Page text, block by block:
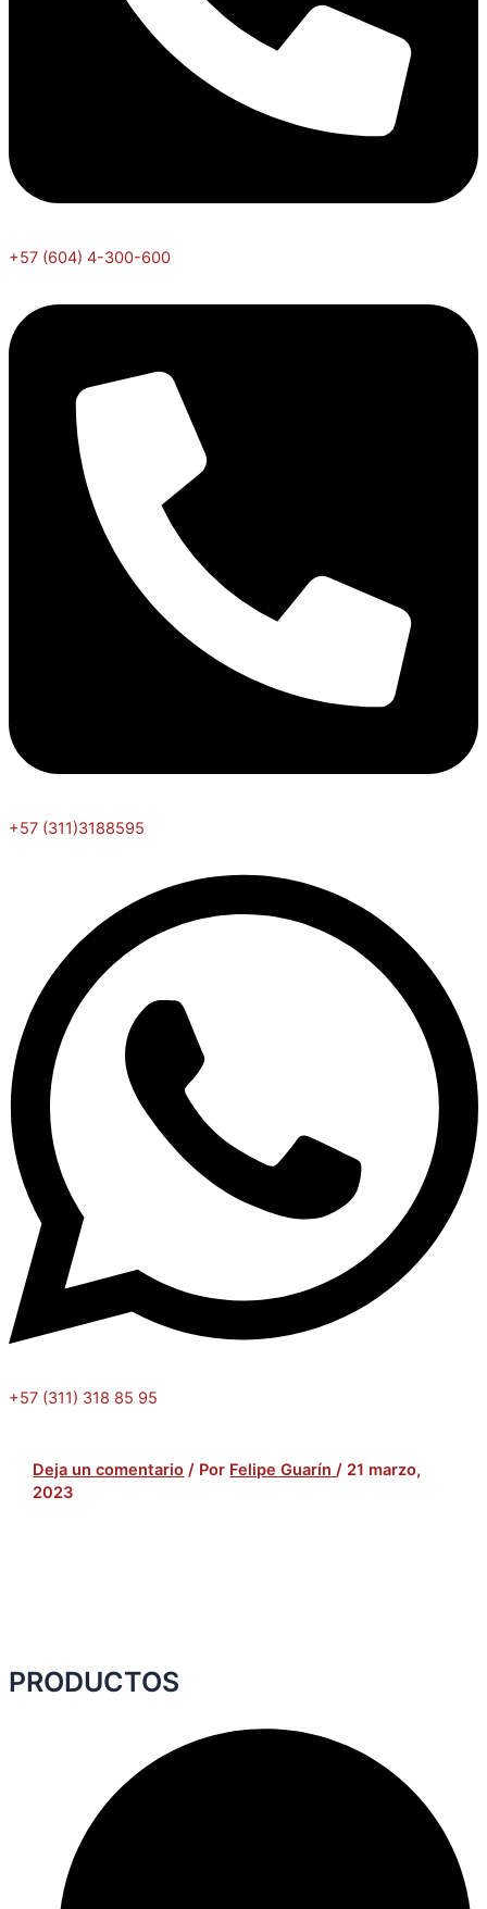
+57 (604) 4-300-600
+57 (311)3188595
+57 (311) 318 85 95
Deja un comentario / Por Felipe Guarín/ 21 marzo,
2023
PRODUCTOS